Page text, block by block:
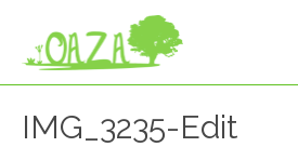
IMG_3235-Edit